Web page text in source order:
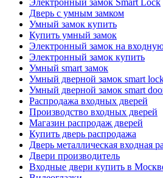
Электронный замок Smart Lock
Дверь с умным замком
Умный замок купить
Купить умный замок
Электронный замок на
Электронный замок купить
Умный smart замок
Умный дверной замок smart
Умный дверной замок smart
Распродажа входных дверей
Производство входных дверей
Магазин распродаж дверей
Купить дверь распродажа
Дверь металлическая входная
Двери производитель
Входные двери купить в